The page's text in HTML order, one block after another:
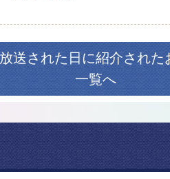
放送された日に紹介された
一覧へ